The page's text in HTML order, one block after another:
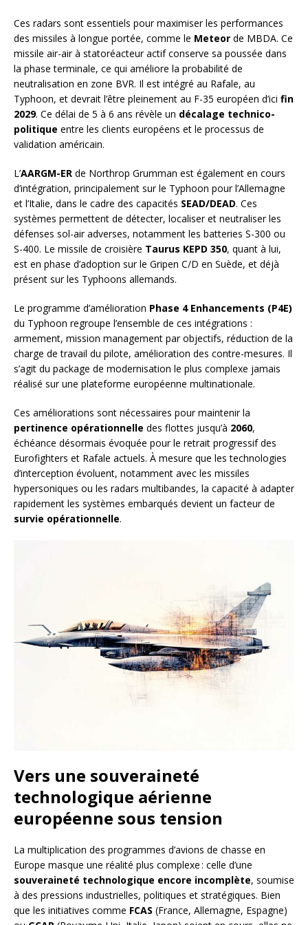
Ces radars sont essentiels pour maximiser les performances
des missiles à longue portée, comme le Meteor de MBDA. Ce
missile air-air à statoréacteur actif conserve sa poussée dans
la phase terminale, ce qui améliore la probabilité de
neutralisation en zone BVR. Il est intégré au Rafale, au
Typhoon, et devrait l’être pleinement au F-35 européen d’ici fin
2029. Ce délai de 5 à 6 ans révèle un décalage technico-
politique entre les clients européens et le processus de
validation américain.
L’AARGM-ER de Northrop Grumman est également en cours
d’intégration, principalement sur le Typhoon pour l’Allemagne
et l’Italie, dans le cadre des capacités SEAD/DEAD. Ces
systèmes permettent de détecter, localiser et neutraliser les
défenses sol-air adverses, notamment les batteries S-300 ou
S-400. Le missile de croisière Taurus KEPD 350, quant à lui,
est en phase d’adoption sur le Gripen C/D en Suède, et déjà
présent sur les Typhoons allemands.
Le programme d’amélioration Phase 4 Enhancements (P4E)
du Typhoon regroupe l’ensemble de ces intégrations :
armement, mission management par objectifs, réduction de la
charge de travail du pilote, amélioration des contre-mesures. Il
s’agit du package de modernisation le plus complexe jamais
réalisé sur une plateforme européenne multinationale.
Ces améliorations sont nécessaires pour maintenir la
pertinence opérationnelle des flottes jusqu’à 2060,
échéance désormais évoquée pour le retrait progressif des
Eurofighters et Rafale actuels. À mesure que les technologies
d’interception évoluent, notamment avec les missiles
hypersoniques ou les radars multibandes, la capacité à adapter
rapidement les systèmes embarqués devient un facteur de
survie opérationnelle.
Vers une souveraineté
technologique aérienne
européenne sous tension
La multiplication des programmes d’avions de chasse en
Europe masque une réalité plus complexe : celle d’une
souveraineté technologique encore incomplète, soumise
à des pressions industrielles, politiques et stratégiques. Bien
que les initiatives comme FCAS (France, Allemagne, Espagne)